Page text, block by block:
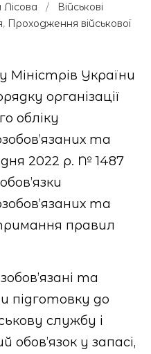
/
Військові
, Проходження військової
України
організації
обліку
та
2022 р. № 1487
та
правил
та
підготовку до
службу і
обов’язок у запасі,